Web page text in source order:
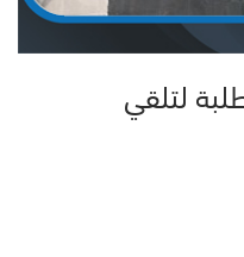
لتلقي